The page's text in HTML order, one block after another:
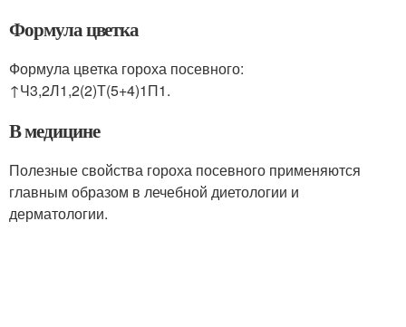
Формула цветка
Формула цветка гороха посевного:
↑Ч3,2Л1,2(2)Т(5+4)1П1.
В медицине
Полезные свойства гороха посевного применяются
главным образом в лечебной диетологии и
дерматологии.